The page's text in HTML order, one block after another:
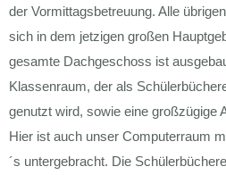
der Vormittagsbetreuung. Alle
sich in dem jetzigen großen
gesamte Dachgeschoss ist
Klassenraum, der als
genutzt wird, sowie eine großzügige
Hier ist auch unser Computerraum
´s untergebracht. Die